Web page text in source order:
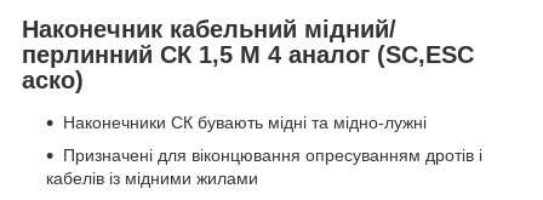
Наконечник кабельний мідний/
перлинний СК 1,5 М 4 аналог (SC,ESC
аско)
Наконечники СК бувають мідні та мідно-лужні
Призначені для віконцювання опресуванням дротів і
кабелів із мідними жилами